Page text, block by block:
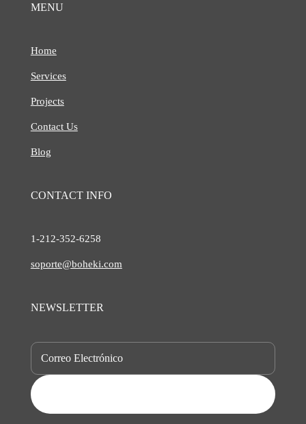
MENU
Home
Services
Projects
Contact Us
Blog
CONTACT INFO
1-212-352-6258
soporte@boheki.com
NEWSLETTER